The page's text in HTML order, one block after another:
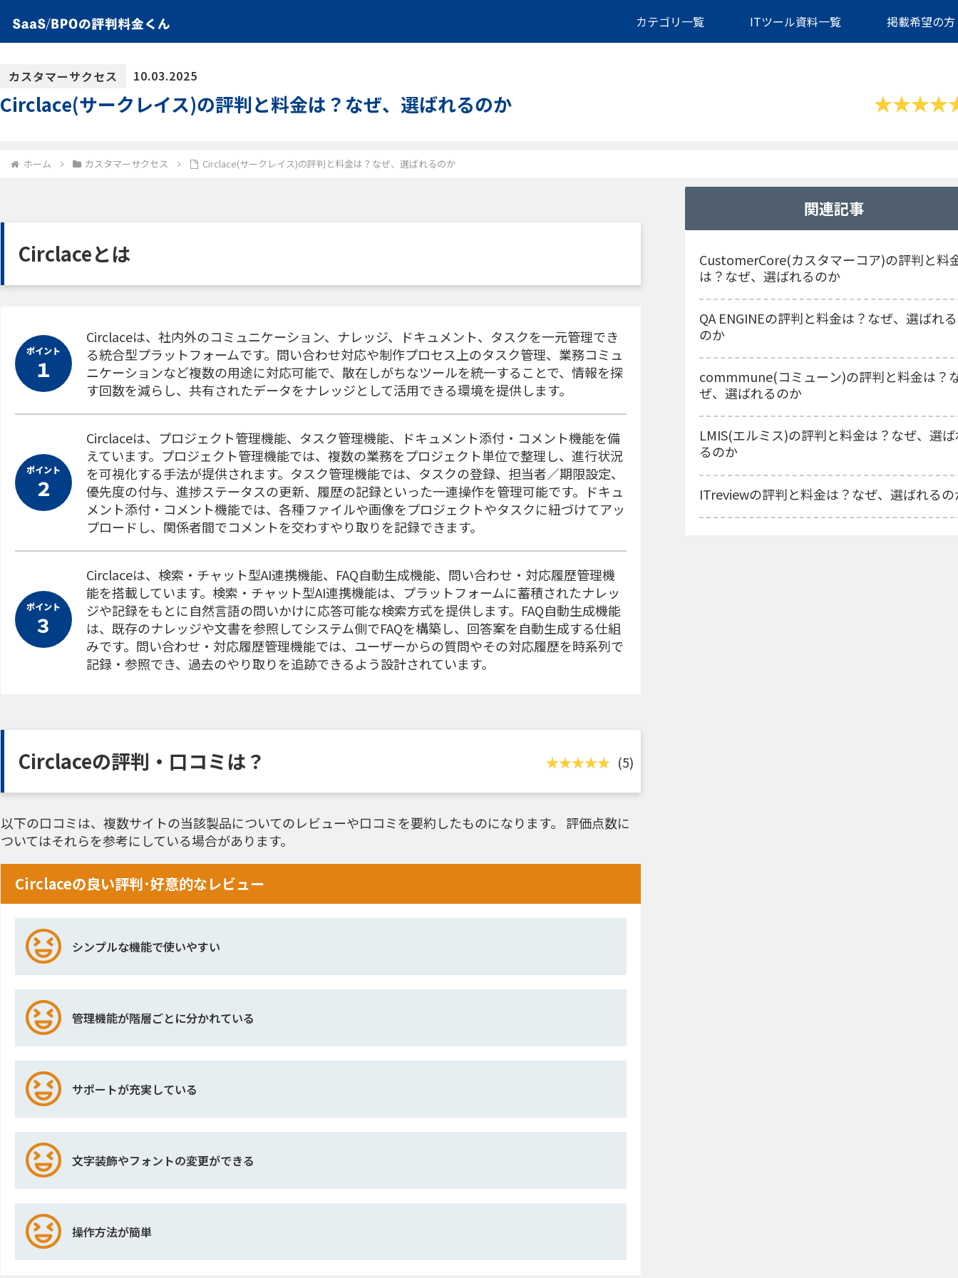
カテゴリ一覧 ITツール資料一覧 掲載希望の方
カスタマーサクセス 10.03.2025
Circlace(サークレイス)の評判と料金は？なぜ、選ばれるのか
ホーム カスタマーサクセス Circlace(サークレイス)の評判と料金は？なぜ、選ばれるのか
Circlaceとは
ポイント
１
Circlaceは、社内外のコミュニケーション、ナレッジ、ドキュメント、タスクを一元管理でき
る統合型プラットフォームです。問い合わせ対応や制作プロセス上のタスク管理、業務コミュ
ニケーションなど複数の用途に対応可能で、散在しがちなツールを統一することで、情報を探
す回数を減らし、共有されたデータをナレッジとして活用できる環境を提供します。
ポイント
２
Circlaceは、プロジェクト管理機能、タスク管理機能、ドキュメント添付・コメント機能を備
えています。プロジェクト管理機能では、複数の業務をプロジェクト単位で整理し、進行状況
を可視化する手法が提供されます。タスク管理機能では、タスクの登録、担当者／期限設定、
優先度の付与、進捗ステータスの更新、履歴の記録といった一連操作を管理可能です。ドキュ
メント添付・コメント機能では、各種ファイルや画像をプロジェクトやタスクに紐づけてアッ
プロードし、関係者間でコメントを交わすやり取りを記録できます。
ポイント
３
Circlaceは、検索・チャット型AI連携機能、FAQ自動生成機能、問い合わせ・対応履歴管理機
能を搭載しています。検索・チャット型AI連携機能は、プラットフォームに蓄積されたナレッ
ジや記録をもとに自然言語の問いかけに応答可能な検索方式を提供します。FAQ自動生成機能
は、既存のナレッジや文書を参照してシステム側でFAQを構築し、回答案を自動生成する仕組
みです。問い合わせ・対応履歴管理機能では、ユーザーからの質問やその対応履歴を時系列で
記録・参照でき、過去のやり取りを追跡できるよう設計されています。
Circlaceの評判・口コミは？ (5)
以下の口コミは、複数サイトの当該製品についてのレビューや口コミを要約したものになります。 評価点数に
ついてはそれらを参考にしている場合があります。
Circlaceの良い評判･好意的なレビュー
シンプルな機能で使いやすい
管理機能が階層ごとに分かれている
サポートが充実している
文字装飾やフォントの変更ができる
操作方法が簡単
関連記事
CustomerCore(カスタマーコア)の評判と料
は？なぜ、選ばれるのか
QA ENGINEの評判と料金は？なぜ、選ばれる
のか
commmune(コミューン)の評判と料金は？
ぜ、選ばれるのか
LMIS(エルミス)の評判と料金は？なぜ、選
るのか
ITreviewの評判と料金は？なぜ、選ばれるの